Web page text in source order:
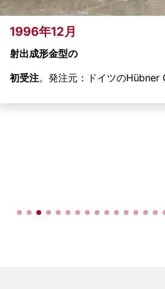
1996年12月
射出成形金型の
初受注。発注元：ドイツのHübner